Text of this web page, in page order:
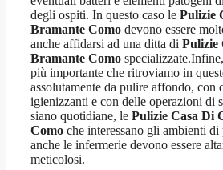
degli ospiti. In questo caso le Pulizie
Bramante Como devono essere
anche affidarsi ad una ditta di Pulizie
Bramante Como
più importante che ritroviamo in
assolutamente da pulire affondo, con
igienizzanti e con delle operazioni di
siano quotidiane, le Pulizie Casa Di
Como che interessano gli ambienti di
anche le infermerie devono essere
meticolosi.